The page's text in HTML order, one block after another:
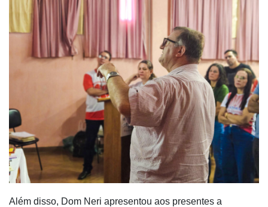
Além disso, Dom Neri apresentou aos presentes a